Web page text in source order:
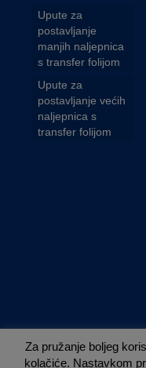
Upute za
postavljanje
manjih naljepnica
s transfer folijom
Upute za
postavljanje većih
naljepnica s
transfer folijom
Za pružanje boljeg
kolačiće. Nastavkom